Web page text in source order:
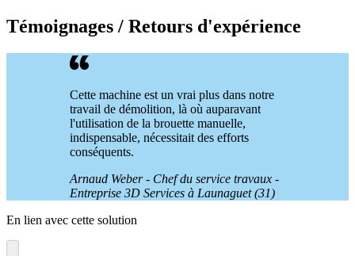
Témoignages / Retours d'expérience
Cette machine est un vrai plus dans notre
travail de démolition, là où auparavant
l'utilisation de la brouette manuelle,
indispensable, nécessitait des efforts
conséquents.
Arnaud Weber - Chef du service travaux -
Entreprise 3D Services à Launaguet (31)
En lien avec cette solution